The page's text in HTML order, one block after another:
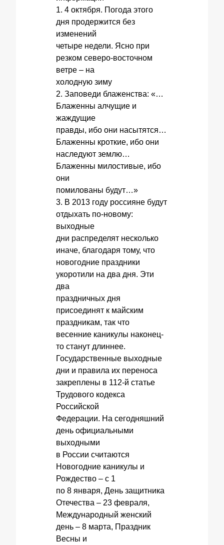
1. 4 октября. Погода этого
дня продержится без
изменений
четыре недели. Ясно при
резком северо-восточном
ветре – на
холодную зиму
2. Заповеди блаженства: «…
Блаженны алчущие и
жаждущие
правды, ибо они насытятся…
Блаженны кроткие, ибо они
наследуют землю…
Блаженны милостивые, ибо
они
помилованы будут…»
3. В 2013 году россияне будут
отдыхать по-новому:
выходные
дни распределят несколько
иначе, благодаря тому, что
новогодние праздники
укоротили на два дня. Эти
два
праздничных дня
присоединят к майским
праздникам, так что
весенние каникулы наконец-
то станут длиннее.
Государственные выходные
дни и правила их переноса
закреплены в 112-й статье
Трудового кодекса
Российской
Федерации. На сегодняшний
день официальными
выходными
в России считаются
Новогодние каникулы и
Рождество – с 1
по 8 января, День защитника
Отечества – 23 февраля,
Международный женский
день – 8 марта, Праздник
Весны и